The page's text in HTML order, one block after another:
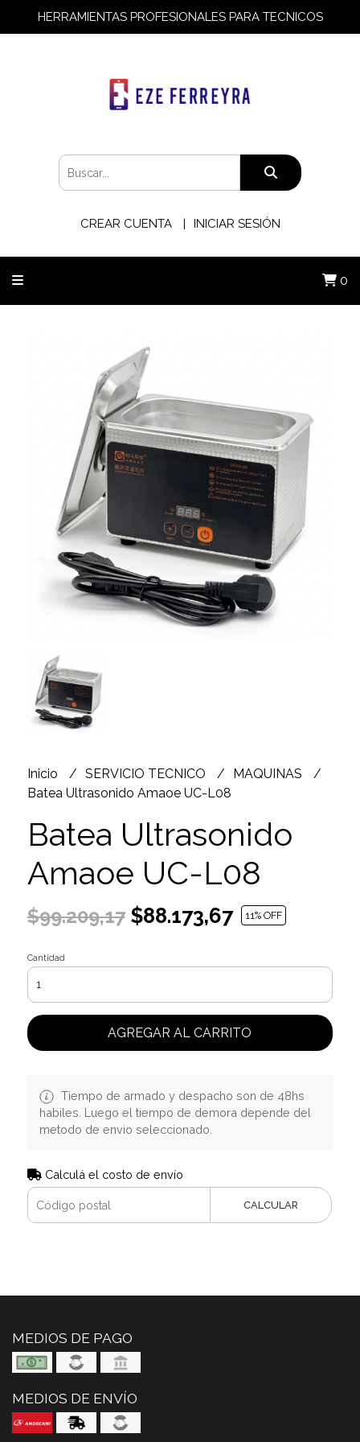
HERRAMIENTAS PROFESIONALES PARA TECNICOS
CREAR CUENTA INICIAR SESIÓN
0
Inicio SERVICIO TECNICO
MAQUINAS
Batea Ultrasonido Amaoe UC-L08
Batea Ultrasonido
Amaoe UC-L08
$99.209,17$88.173,67 11% OFF
Cantidad
AGREGAR AL CARRITO
Tiempo de armado y despacho son de 48hs
habiles. Luego el tiempo de demora depende del
metodo de envio seleccionado.
Calculá el costo de envío
CALCULAR
MEDIOS DE PAGO
MEDIOS DE ENVÍO